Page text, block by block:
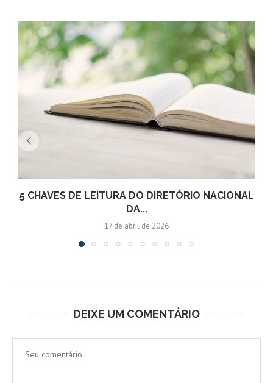
5 CHAVES DE LEITURA DO DIRETÓRIO NACIONAL
DA...
17 de abril de 2026
DEIXE UM COMENTÁRIO